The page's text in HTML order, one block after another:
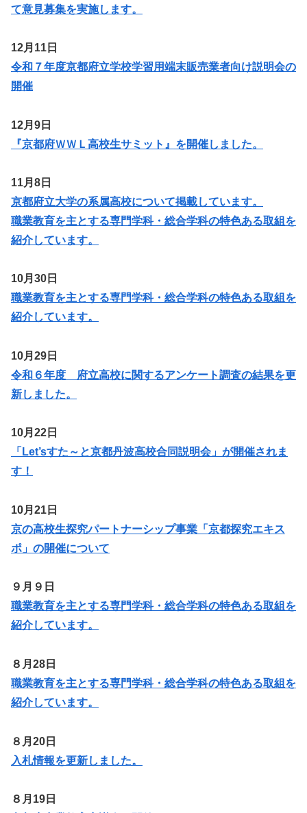
て意見募集を実施します。
12月11日
令和７年度京都府立学校学習用端末販売業者向け説明会の
開催
12月9日
『京都府ＷＷＬ高校生サミット』を開催しました。
11月8日
京都府立大学の系属高校について掲載しています。
職業教育を主とする専門学科・総合学科の特色ある取組を
紹介しています。
10月30日
職業教育を主とする専門学科・総合学科の特色ある取組を
紹介しています。
10月29日
令和６年度 府立高校に関するアンケート調査の結果を更
新しました。
10月22日
「Let’sすた～と京都丹波高校合同説明会」が開催されま
す！
10月21日
京の高校生探究パートナーシップ事業「京都探究エキス
ポ」の開催について
９月９日
職業教育を主とする専門学科・総合学科の特色ある取組を
紹介しています。
８月28日
職業教育を主とする専門学科・総合学科の特色ある取組を
紹介しています。
８月20日
入札情報を更新しました。
８月19日